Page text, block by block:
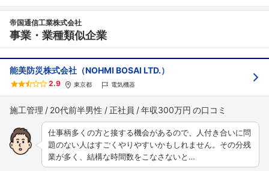
帝国通信工業株式会社
事業・業種類似企業
能美防災株式会社（NOHMI BOSAI LTD.）
2.9 東京都 電気機器
施工管理 20代前半男性 正社員 年収300万円
仕事柄多くの方と接する機会があるので、人付き合いに問
題のない人はすごくやりやすいかもしれません。その分残
業が多く、結構な時間数をこなさないと…